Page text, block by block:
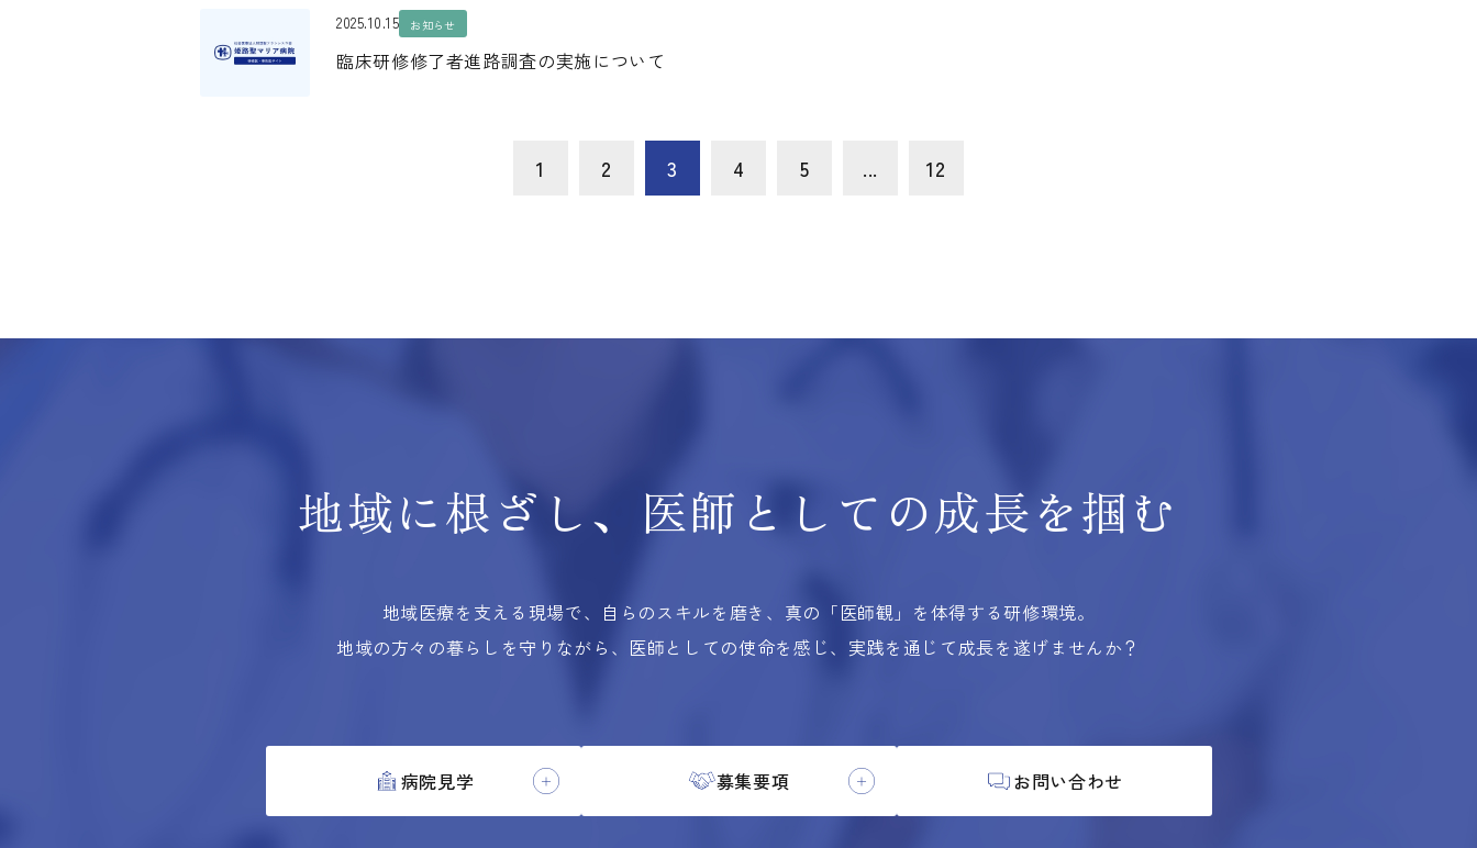
2025.10.15 お知らせ
臨床研修修了者進路調査の実施について
1 2 3 4 5 ... 12
地域に根ざし、 医師としての成長を掴む
地域医療を支える現場で、自らのスキルを磨き、 真の「医師観」を体得する研修環境。
地域の方々の暮らしを守りながら、医師としての使命を感じ、実践を通じて成長を遂げませんか？
病院見学 募集要項 お問い合わせ